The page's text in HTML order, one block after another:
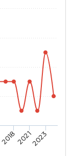
201820212023